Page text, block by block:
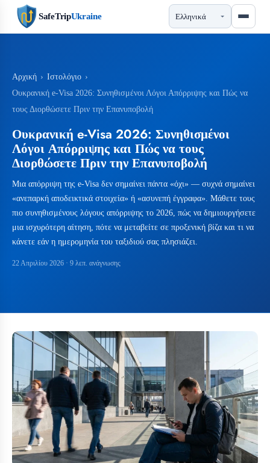
SafeTripUkraine
Αρχική › Ιστολόγιο ›
Ουκρανική e-Visa 2026: Συνηθισμένοι Λόγοι Απόρριψης και Πώς να
τους Διορθώσετε Πριν την Επανυποβολή
Ουκρανική e-Visa 2026: Συνηθισμένοι
Λόγοι Απόρριψης και Πώς να τους
Διορθώσετε Πριν την Επανυποβολή
Μια απόρριψη της e-Visa δεν σημαίνει πάντα «όχι» — συχνά σημαίνει
«ανεπαρκή αποδεικτικά στοιχεία» ή «ασυνεπή έγγραφα». Μάθετε τους
πιο συνηθισμένους λόγους απόρριψης το 2026, πώς να δημιουργήσετε
μια ισχυρότερη αίτηση, πότε να μεταβείτε σε προξενική βίζα και τι να
κάνετε εάν η ημερομηνία του ταξιδιού σας πλησιάζει.
22 Απριλίου 2026 · 9 λεπ. ανάγνωσης